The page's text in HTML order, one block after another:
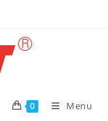
0 Menu